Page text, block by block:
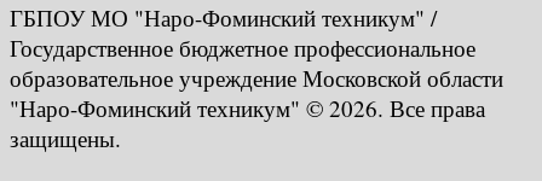
ГБПОУ МО "Наро-Фоминский техникум" /
Государственное бюджетное профессиональное
образовательное учреждение Московской области
"Наро-Фоминский техникум" © 2026. Все права
защищены.